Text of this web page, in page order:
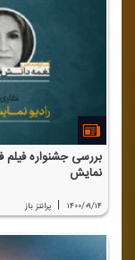
بررسی جشنواره فیلم
نمایش
۱۴۰۰/۰۹/۱۴ | پرانتز باز